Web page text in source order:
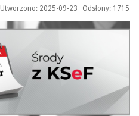
Utworzono: 2025-09-23 Odsłony: 1715